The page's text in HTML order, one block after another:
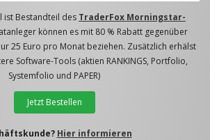
ist Bestandteil des TraderFox Morningstar-
können es mit 80 % Rabatt gegenüber
25 Euro pro Monat beziehen. Zusätzlich erhälst
Software-Tools (aktien RANKINGS, Portfolio,
Systemfolio und PAPER)
Jetzt Bestellen
Hier informieren